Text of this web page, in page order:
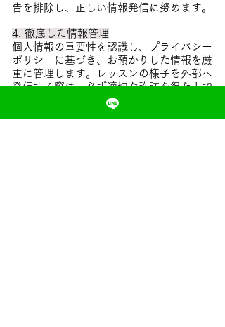
告を排除し、正しい情報発信に努めます。
4. 徹底した情報管理
個人情報の重要性を認識し、プライバシー
ポリシーに基づき、お預かりした情報を厳
重に管理します。レッスンの様子を外部へ
発信する際は、必ず適切な許諾を得た上で
行い、お子様のプライバシー保護を徹底し